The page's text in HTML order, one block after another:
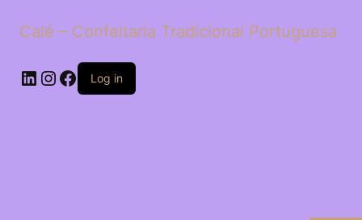
Calé – Confeitaria Tradicional Portuguesa
LinkedIn
Instagram
Facebook
Log in